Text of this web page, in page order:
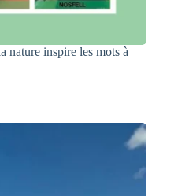
nature inspire les mots à